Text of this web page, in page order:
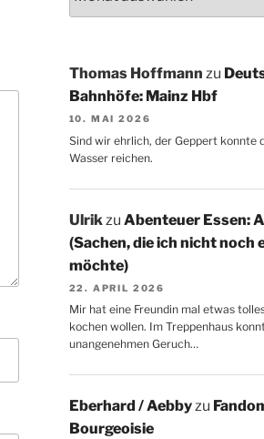
Thomas Hoffmann zu
Bahnhöfe: Mainz Hbf
10. MAI 2026
Sind wir ehrlich, der Geppert konnte
Wasser reichen.
Ulrikzu Abenteuer Essen:
(Sachen, die ich nicht noch
möchte)
22. APRIL 2026
Mir hat eine Freundin mal etwas
kochen wollen. Im Treppenhaus
unangenehmen Geruch…
Eberhard / Aebbyzu
Bourgeoisie